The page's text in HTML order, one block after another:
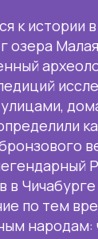
к истории
озера
в
по тем